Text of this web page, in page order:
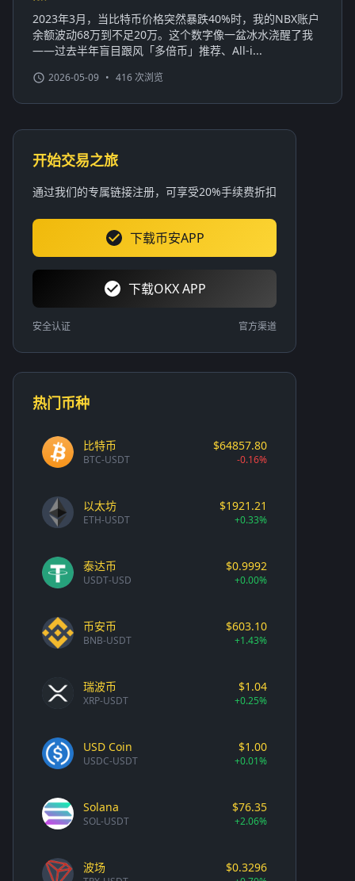
2023年3月，当比特币价格突然暴跌40%时，我的NBX账户
余额波动68万到不足20万。这个数字像一盆冰水浇醒了我
——过去半年盲目跟风「多倍币」推荐、All-i...
2026-05-09 • 416 次浏览
开始交易之旅
通过我们的专属链接注册，可享受20%手续费折扣
下载币安APP
下载OKX APP
安全认证 官方渠道
热门币种
比特币
BTC-USDT
$64857.80
-0.16%
以太坊
ETH-USDT
$1921.21
+0.33%
泰达币
USDT-USD
$0.9992
+0.00%
币安币
BNB-USDT
$603.10
+1.43%
瑞波币
XRP-USDT
$1.04
+0.25%
USD Coin
USDC-USDT
$1.00
+0.01%
Solana
SOL-USDT
$76.35
+2.06%
波场 $0.3296